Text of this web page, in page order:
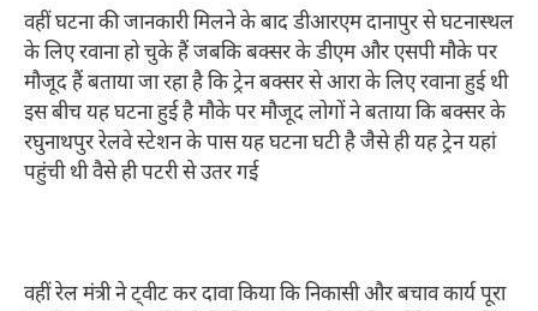
वहीं घटना की जानकारी मिलने के बाद डीआरएम दानापुर से घटनास्थल
के लिए रवाना हो चुके हैं जबकि बक्सर के डीएम और एसपी मौके पर
मौजूद हैं बताया जा रहा है कि ट्रेन बक्सर से आरा के लिए रवाना हुई थी
इस बीच यह घटना हुई है मौके पर मौजूद लोगों ने बताया कि बक्सर के
रघुनाथपुर रेलवे स्टेशन के पास यह घटना घटी है जैसे ही यह ट्रेन यहां
पहुंची थी वैसे ही पटरी से उतर गई
वहीं रेल मंत्री ने ट्वीट कर दावा किया कि निकासी और बचाव कार्य पूरा